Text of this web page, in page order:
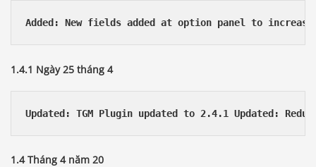
Added: New fields added at option panel to
1.4.1 Ngày 25 tháng 4
Updated: TGM Plugin updated to 2.4.1 Updated:
1.4 Tháng 4 năm 20